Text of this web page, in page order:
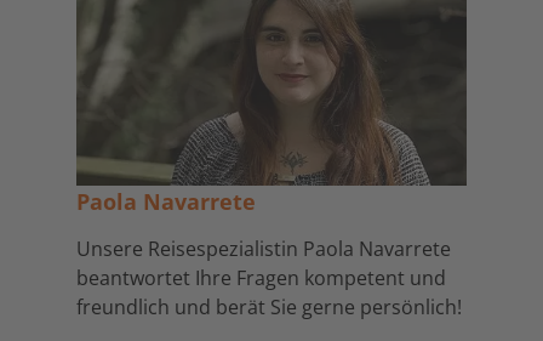
Paola Navarrete
Unsere Reisespezialistin Paola Navarrete
beantwortet Ihre Fragen kompetent und
freundlich und berät Sie gerne persönlich!